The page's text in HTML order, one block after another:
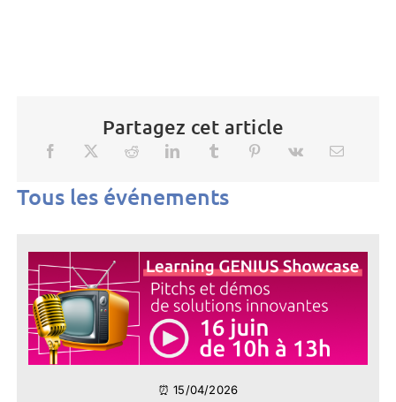
Partagez cet article
Tous les événements
⏰ 15/04/2026